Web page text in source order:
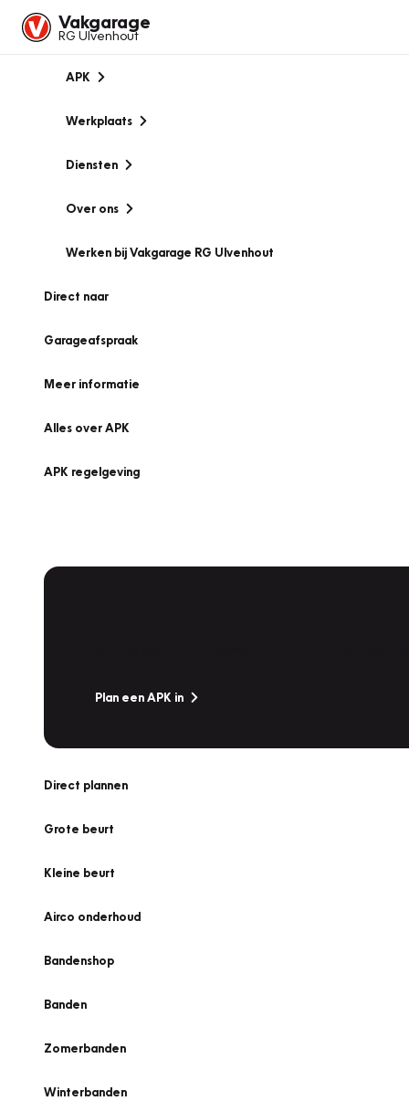
Vakgarage
RG Ulvenhout
APK
Werkplaats
Diensten
Over ons
Werken bij Vakgarage RG Ulvenhout
Direct naar
Garageafspraak
Meer informatie
Alles over APK
APK regelgeving
Plan een APK in
Direct plannen
Grote beurt
Kleine beurt
Airco onderhoud
Bandenshop
Banden
Zomerbanden
Winterbanden